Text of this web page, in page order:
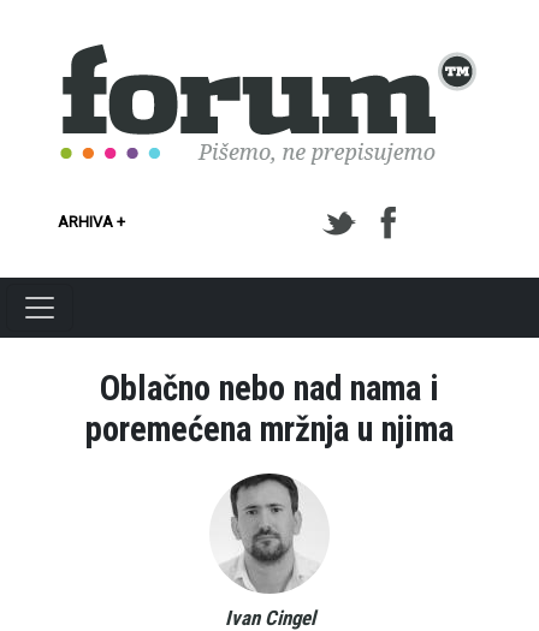
ARHIVA +
Oblačno nebo nad nama i
poremećena mržnja u njima
Ivan Cingel